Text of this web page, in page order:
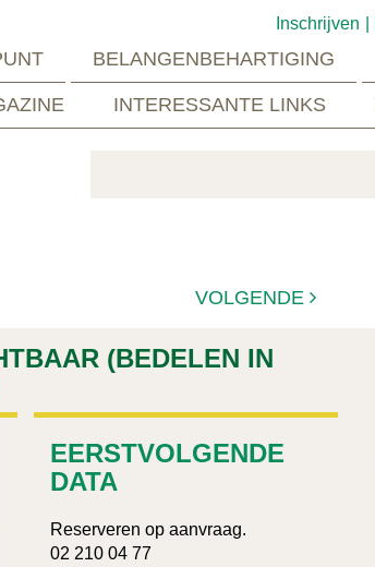
Inschrijven
BELANGENBEHARTIGING
INTERESSANTE LINKS
VOLGENDE
(BEDELEN IN
EERSTVOLGENDE
DATA
Reserveren op aanvraag.
02 210 04 77